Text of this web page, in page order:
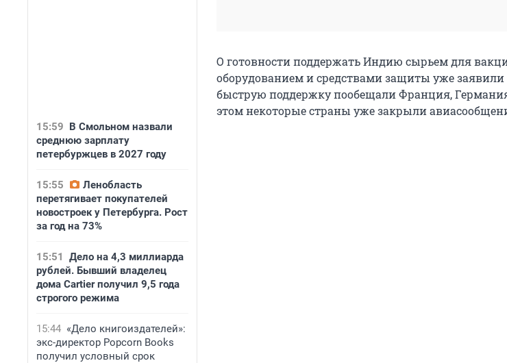
15:59 В Смольном назвали
среднюю зарплату
петербуржцев в 2027 году
15:55
Ленобласть
перетягивает покупателей
новостроек у Петербурга. Рост
за год на 73%
15:51
Дело на 4,3 миллиарда
рублей. Бывший владелец
дома Cartier получил 9,5 года
строгого режима
15:44 «Дело книгоиздателей»:
экс-директор Popcorn Books
получил условный срок
О готовности поддержать Индию сырьем для
оборудованием и средствами защиты уже
быструю поддержку пообещали Франция,
этом некоторые страны уже закрыли